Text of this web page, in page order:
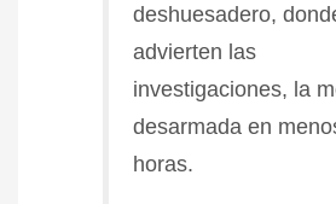
deshuesadero,
advierten las
investigaciones, la
desarmada en
horas.